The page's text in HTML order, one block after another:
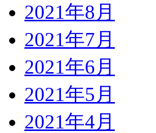
2021年8月
2021年7月
2021年6月
2021年5月
2021年4月